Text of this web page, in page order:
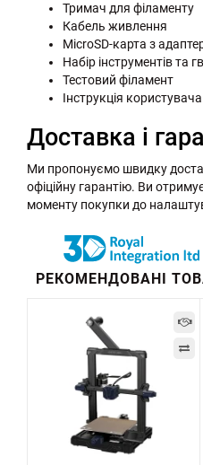
Тримач для філаменту
Кабель живлення
MicroSD-карта з
Набір інструментів та
Тестовий філамент
Інструкція користувача
Доставка і
Ми пропонуємо швидку
офіційну гарантію. Ви
моменту покупки до
РЕКОМЕНДОВАНІ